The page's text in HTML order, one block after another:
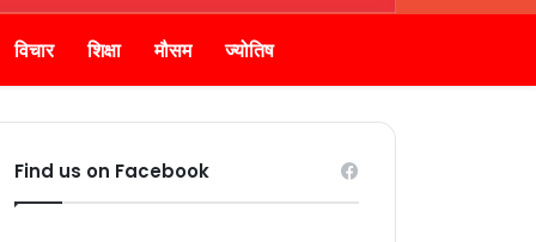
विचार शिक्षा मौसम ज्योतिष
Find us on Facebook